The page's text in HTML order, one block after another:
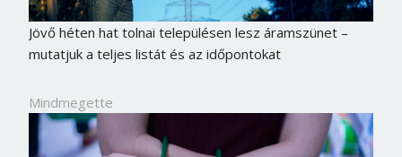
Jövő héten hat tolnai településen lesz áramszünet –
mutatjuk a teljes listát és az időpontokat
Mindmegette